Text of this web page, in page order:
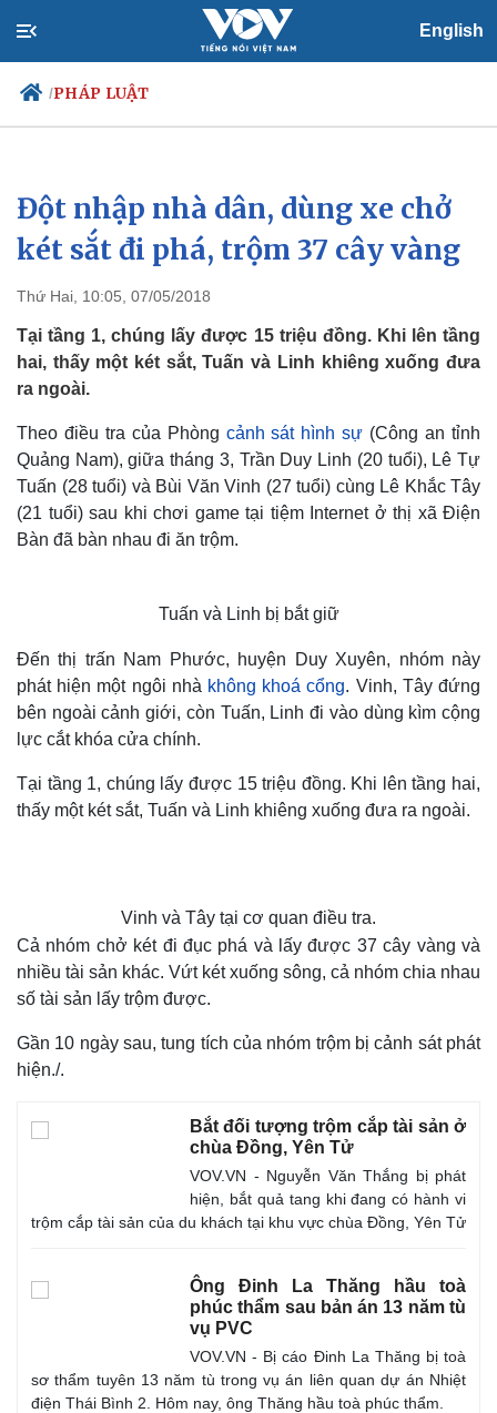
English
/PHÁP LUẬT
Chính trị
Đảng
Tổ chức nhân sự
Nhận diện sự thật
Xã hội
Tin 24h
Dự báo thời tiết
Việc làm
Biển đảo
Đột nhập nhà dân, dùng xe chở
két sắt đi phá, trộm 37 cây vàng
Thứ Hai, 10:05, 07/05/2018
Tại tầng 1, chúng lấy được 15 triệu đồng. Khi lên tầng
hai, thấy một két sắt, Tuấn và Linh khiêng xuống đưa
ra ngoài.
Theo điều tra của Phòng cảnh sát hình sự (Công an tỉnh
Quảng Nam), giữa tháng 3, Trần Duy Linh (20 tuổi), Lê Tự
Tuấn (28 tuổi) và Bùi Văn Vinh (27 tuổi) cùng Lê Khắc Tây
(21 tuổi) sau khi chơi game tại tiệm Internet ở thị xã Điện
Bàn đã bàn nhau đi ăn trộm.
Tuấn và Linh bị bắt giữ
Đến thị trấn Nam Phước, huyện Duy Xuyên, nhóm này
phát hiện một ngôi nhà không khoá cổng. Vinh, Tây đứng
bên ngoài cảnh giới, còn Tuấn, Linh đi vào dùng kìm cộng
lực cắt khóa cửa chính.
Tại tầng 1, chúng lấy được 15 triệu đồng. Khi lên tầng hai,
thấy một két sắt, Tuấn và Linh khiêng xuống đưa ra ngoài.
Vinh và Tây tại cơ quan điều tra.
Cả nhóm chở két đi đục phá và lấy được 37 cây vàng và
nhiều tài sản khác. Vứt két xuống sông, cả nhóm chia nhau
số tài sản lấy trộm được.
Gần 10 ngày sau, tung tích của nhóm trộm bị cảnh sát phát
hiện./.
Bắt đối tượng trộm cắp tài sản ở
chùa Đồng, Yên Tử
VOV.VN - Nguyễn Văn Thắng bị phát
hiện, bắt quả tang khi đang có hành vi
trộm cắp tài sản của du khách tại khu vực chùa Đồng, Yên Tử
Ông Đinh La Thăng hầu toà
phúc thẩm sau bản án 13 năm tù
vụ PVC
VOV.VN - Bị cáo Đinh La Thăng bị toà
sơ thẩm tuyên 13 năm tù trong vụ án liên quan dự án Nhiệt
điện Thái Bình 2. Hôm nay, ông Thăng hầu toà phúc thẩm.